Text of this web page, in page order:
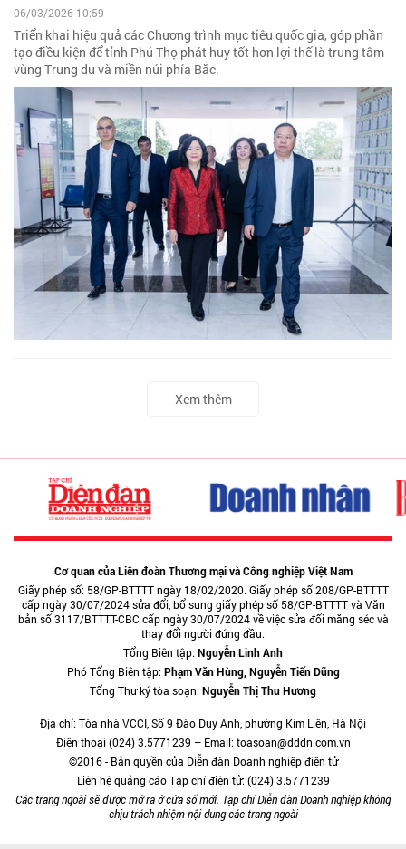
06/03/2026 10:59
Triển khai hiệu quả các Chương trình mục tiêu quốc gia, góp phần
tạo điều kiện để tỉnh Phú Thọ phát huy tốt hơn lợi thế là trung tâm
vùng Trung du và miền núi phía Bắc.
Xem thêm
Cơ quan của Liên đoàn Thương mại và Công nghiệp Việt Nam
Giấy phép số: 58/GP-BTTTT ngày 18/02/2020. Giấy phép số 208/GP-BTTTT
cấp ngày 30/07/2024 sửa đổi, bổ sung giấy phép số 58/GP-BTTTT và Văn
bản số 3117/BTTTT-CBC cấp ngày 30/07/2024 về việc sửa đổi măng séc và
thay đổi người đứng đầu.
Tổng Biên tập:Nguyễn Linh Anh
Phó Tổng Biên tập:Phạm Văn Hùng, Nguyễn Tiến Dũng
Tổng Thư ký tòa soạn:Nguyễn Thị Thu Hương
Địa chỉ: Tòa nhà VCCI, Số 9 Đào Duy Anh, phường Kim Liên, Hà Nội
Điện thoại (024) 3.5771239 – Email: toasoan@dddn.com.vn
©2016 - Bản quyền của Diễn đàn Doanh nghiệp điện tử
Liên hệ quảng cáo Tạp chí điện tử: (024) 3.5771239
Các trang ngoài sẽ được mở ra ở cửa sổ mới. Tạp chí Diễn đàn Doanh nghiệp không
chịu trách nhiệm nội dung các trang ngoài